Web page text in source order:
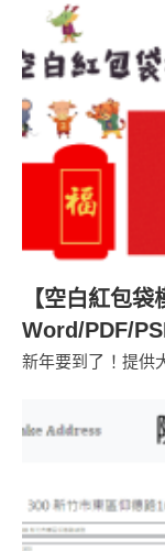
【空白紅包
Word/PDF/
新年要到了！提供